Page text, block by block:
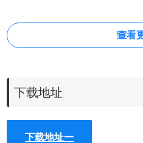
查看
下载地址
下载地址一